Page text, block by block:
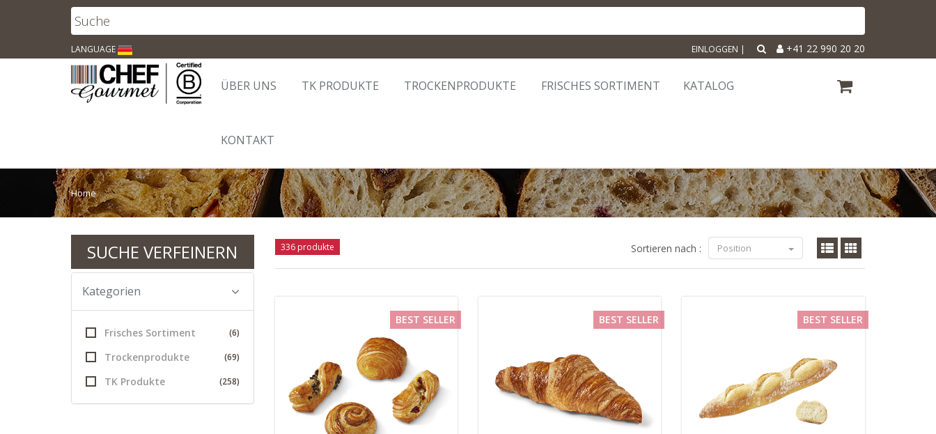
LANGUAGE +41 22 990 20 20
EINLOGGEN |
ÜBER UNS TK PRODUKTE TROCKENPRODUKTE FRISCHES SORTIMENT KATALOG
KONTAKT
Home
SUCHE VERFEINERN
Kategorien
Frisches Sortiment (6)
Trockenprodukte (69)
TK Produkte (258)
336 produkte Sortieren nach : Position
BEST SELLER BEST SELLER BEST SELLER